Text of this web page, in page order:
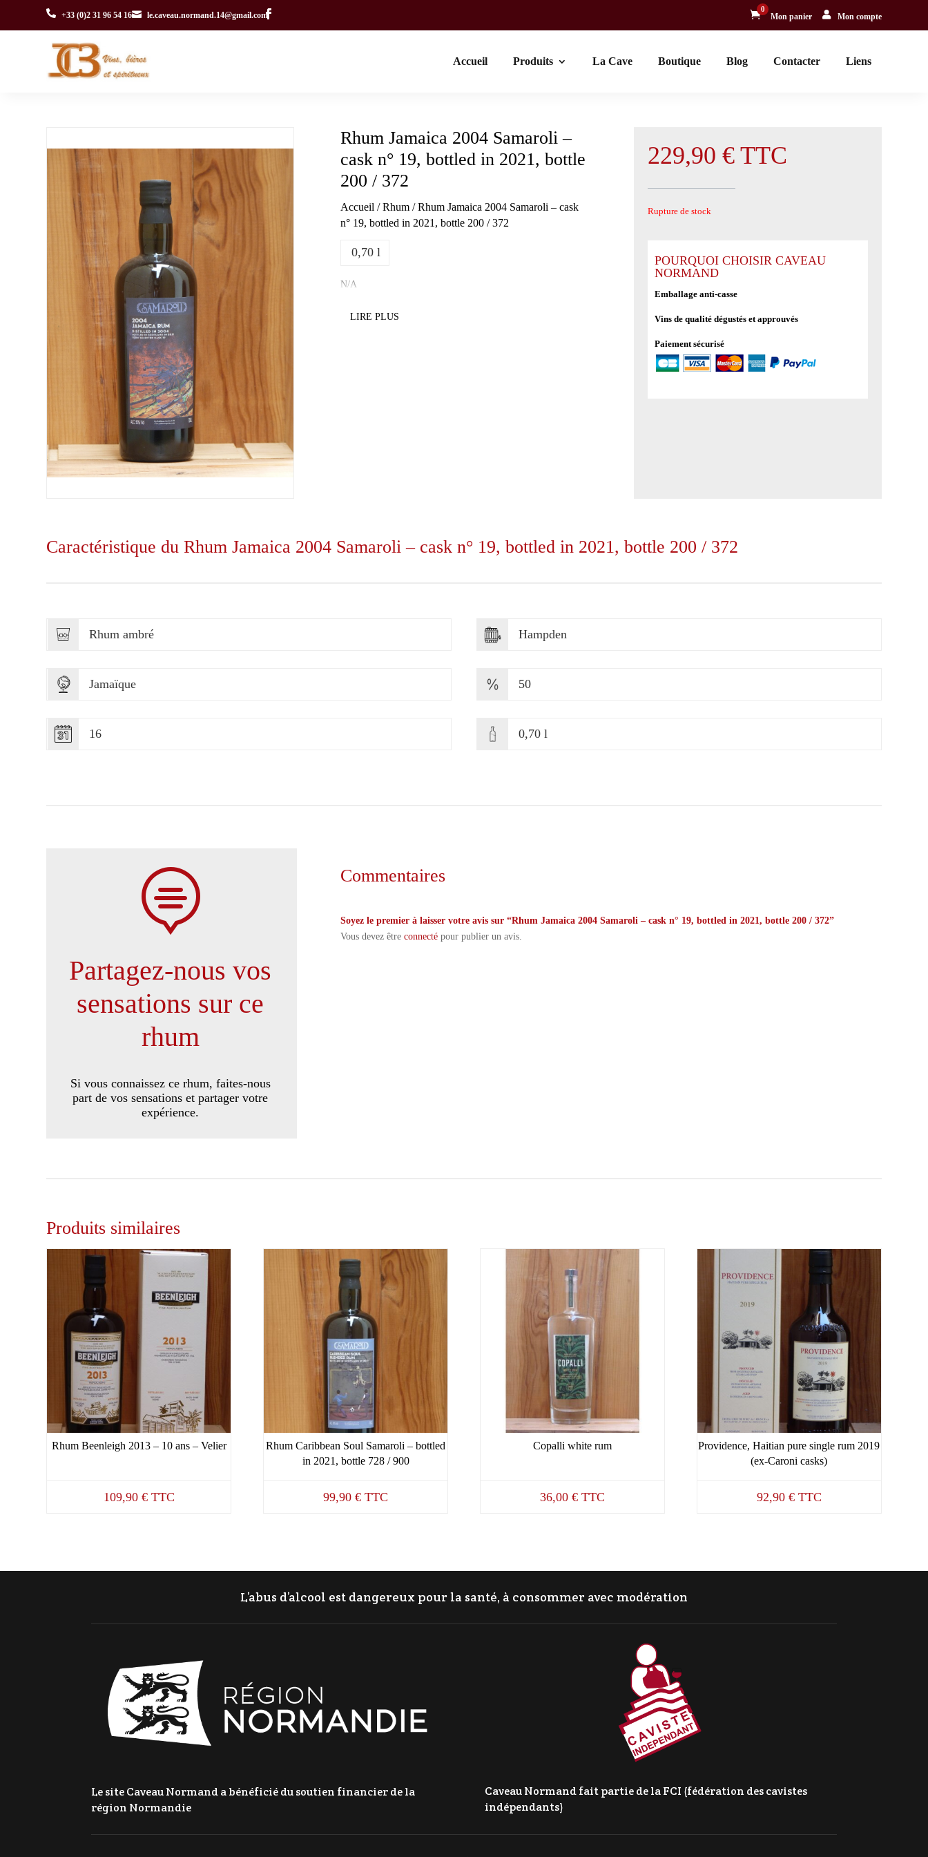
 +33 (0)2 31 96 54 16 le.caveau.normand.14@gmail.com 
0
Mon panier  Mon compte
Accueil Produits La Cave Boutique Blog Contacter Liens
Rhum Jamaica 2004 Samaroli –
cask n° 19, bottled in 2021, bottle
200 / 372
Accueil /Rhum/ Rhum Jamaica 2004 Samaroli – cask
n° 19, bottled in 2021, bottle 200 / 372
0,70 l
N/A
LIRE PLUS
229,90 € TTC
Rupture de stock
POURQUOI CHOISIR CAVEAU
NORMAND
Emballage anti-casse
Vins de qualité dégustés et approuvés
Paiement sécurisé
Caractéristique du Rhum Jamaica 2004 Samaroli – cask n° 19, bottled in 2021, bottle 200 / 372
Rhum ambré
Jamaïque
16
Hampden
50
0,70 l

Partagez-nous vos
sensations sur ce
rhum
Si vous connaissez ce rhum, faites-nous
part de vos sensations et partager votre
expérience.
Commentaires
Soyez le premier à laisser votre avis sur “Rhum Jamaica 2004 Samaroli – cask n° 19, bottled in 2021, bottle 200 / 372”
Vous devez être connectépour publier un avis.
Produits similaires
Rhum Beenleigh 2013 – 10 ans – Velier
109,90 € TTC
Rhum Caribbean Soul Samaroli – bottled
in 2021, bottle 728 / 900
99,90€ TTC
Copalli white rum
36,00 € TTC
Providence, Haitian pure single rum 2019
(ex-Caroni casks)
92,90 € TTC
L’abus d’alcool est dangereux pour la santé, à consommer avec modération
Le site Caveau Normand a bénéficié du soutien financier de la
région Normandie
Caveau Normand fait partie de la FCI (fédération des cavistes
indépendants)